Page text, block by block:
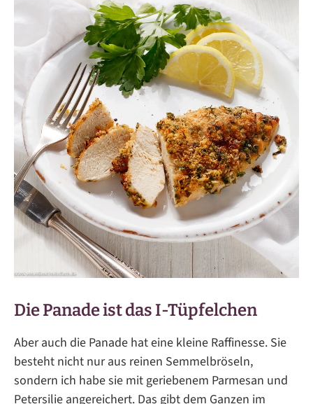
Die Panade ist das I-Tüpfelchen
Aber auch die Panade hat eine kleine Raffinesse. Sie
besteht nicht nur aus reinen Semmelbröseln,
sondern ich habe sie mit geriebenem Parmesan und
Petersilie angereichert. Das gibt dem Ganzen im